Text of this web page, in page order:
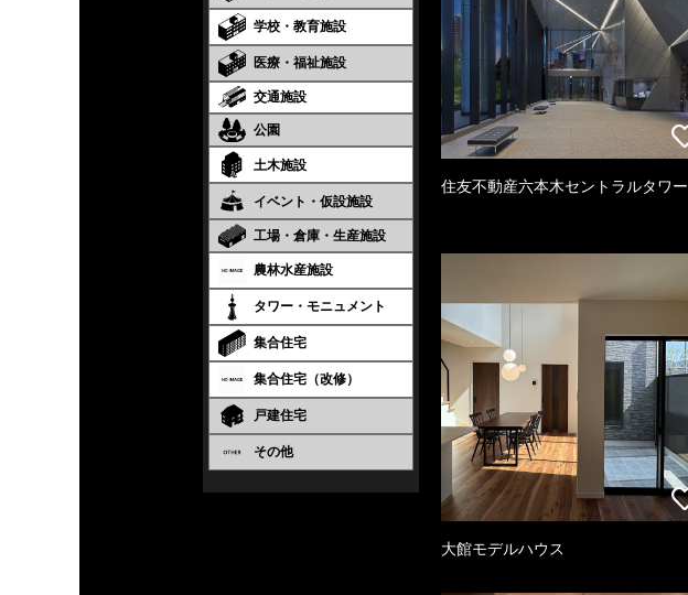
学校・教育施設
医療・福祉施設
交通施設
公園
土木施設
イベント・仮設施設
工場・倉庫・生産施設
農林水産施設
タワー・モニュメント
集合住宅
集合住宅（改修）
戸建住宅
その他
住友不動産六本木セントラルタワー
大館モデルハウス